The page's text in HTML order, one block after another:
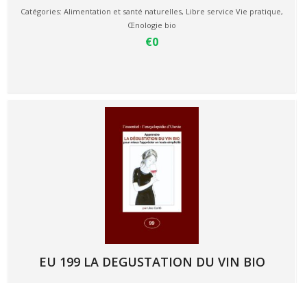
Catégories: Alimentation et santé naturelles, Libre service Vie pratique,
Œnologie bio
€0
EU 199 LA DEGUSTATION DU VIN BIO